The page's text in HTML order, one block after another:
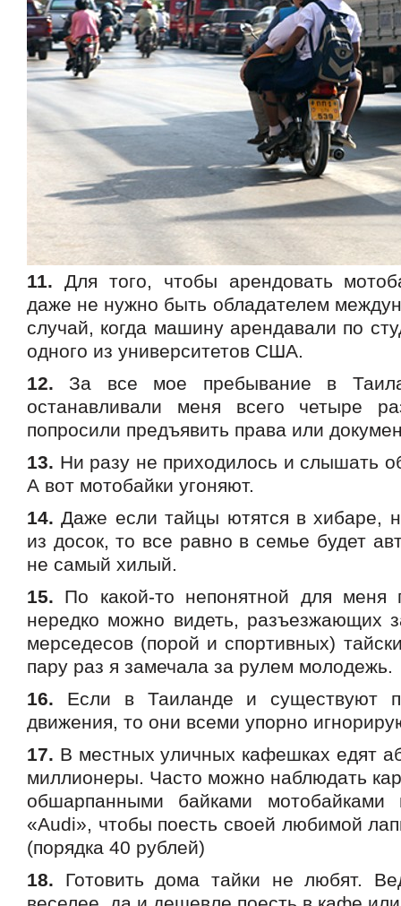
11. Для того, чтобы арендовать
даже не нужно быть обладателем
случай, когда машину арендавали по
одного из университетов США.
12. За все мое пребывание в
останавливали меня всего четыре
попросили предъявить права или
13. Ни разу не приходилось и слышать
А вот мотобайки угоняют.
14. Даже если тайцы ютятся в хибаре,
из досок, то все равно в семье будет
не самый хилый.
15. По какой-то непонятной для меня
нередко можно видеть, разъезжающих
мерседесов (порой и спортивных)
пару раз я замечала за рулем молодежь.
16. Если в Таиланде и существуют
движения, то они всеми упорно
17. В местных уличных кафешках едят
миллионеры. Часто можно наблюдать
обшарпанными байками мотобайками
«Audi», чтобы поесть своей любимой
(порядка 40 рублей)
18. Готовить дома тайки не любят.